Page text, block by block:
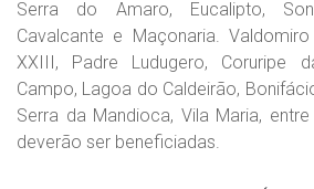
Serra do Amaro, Eucalipto,
Cavalcante e Maçonaria.
XXIII, Padre Ludugero, Coruripe
Campo, Lagoa do Caldeirão,
Serra da Mandioca, Vila Maria,
deverão ser beneficiadas.